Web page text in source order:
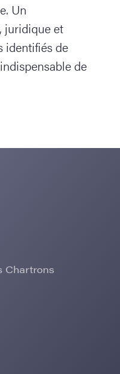
Un
juridique et
identifiés de
de
Chartrons